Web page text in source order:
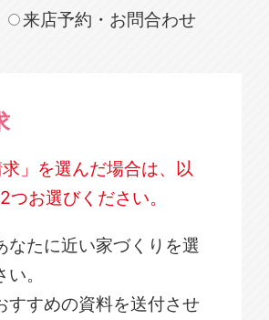
来店予約・お問合わせ
」を選んだ場合は、以
つお選びください。
なたに近い家づくりを選
。
すすめの資料を送付させ